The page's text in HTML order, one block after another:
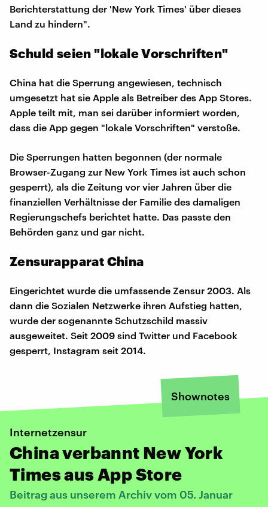
Berichterstattung der 'New York Times' über dieses
Land zu hindern".
Schuld seien "lokale Vorschriften"
China hat die Sperrung angewiesen, technisch
umgesetzt hat sie Apple als Betreiber des App Stores.
Apple teilt mit, man sei darüber informiert worden,
dass die App gegen "lokale Vorschriften" verstoße.
Die Sperrungen hatten begonnen (der normale
Browser-Zugang zur New York Times ist auch schon
gesperrt), als die Zeitung vor vier Jahren über die
finanziellen Verhältnisse der Familie des damaligen
Regierungschefs berichtet hatte. Das passte den
Behörden ganz und gar nicht.
Zensurapparat China
Eingerichtet wurde die umfassende Zensur 2003. Als
dann die Sozialen Netzwerke ihren Aufstieg hatten,
wurde der sogenannte Schutzschild massiv
ausgeweitet. Seit 2009 sind Twitter und Facebook
gesperrt, Instagram seit 2014.
Shownotes
Internetzensur
China verbannt New York
Times aus App Store
Beitrag aus unserem Archiv vom 05. Januar